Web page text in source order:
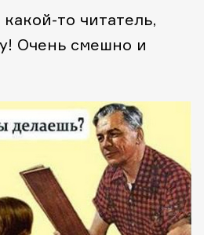
то читатель,
Очень смешно и